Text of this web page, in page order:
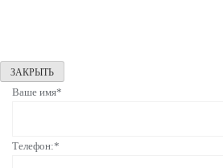
ЗАКРЫТЬ
Ваше имя*
Телефон:*